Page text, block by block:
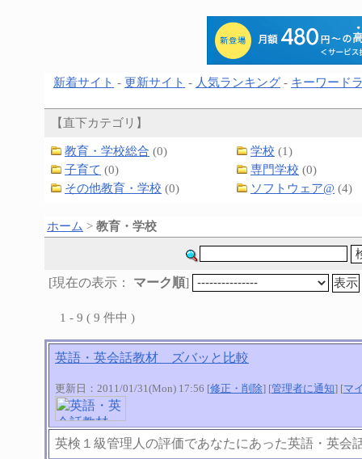
新着サイト - 更新サイト - 人気ランキング - キーワード
【直下カテゴリ】
教育・学校総合 (0) 学校 (1)
子育て (0) 専門学校 (0)
その他教育・学校 (0) ソフトウェア@ (4)
ホーム > 教育・学校
[現在の表示： マーク順]
1 - 9 ( 9 件中 )
英語・英会話教材 ズバッと比較
更新日：2011/01/31(Mon) 17:56 [修正・削除] [管理者に通知] [マ
英検１級管理人の評価であなたにあった英語・英会